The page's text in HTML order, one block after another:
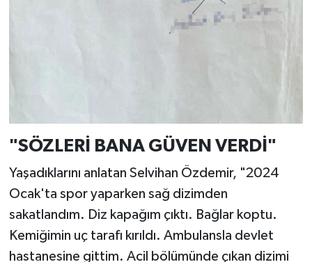
"SÖZLERİ BANA GÜVEN VERDİ"
Yaşadıklarını anlatan Selvihan Özdemir, "2024
Ocak'ta spor yaparken sağ dizimden
sakatlandım. Diz kapağım çıktı. Bağlar koptu.
Kemiğimin uç tarafı kırıldı. Ambulansla devlet
hastanesine gittim. Acil bölümünde çıkan dizimi